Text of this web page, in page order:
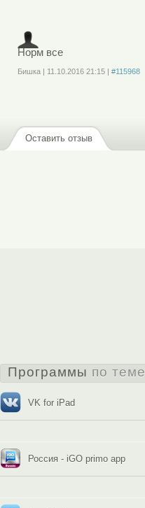
Норм все
Бишка| 11.10.2016 21:15| #115968
Оставить отзыв
Программы по теме
VK for iPad
Россия - iGO primo app